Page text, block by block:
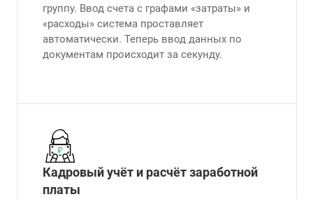
группу. Ввод счета с графами «затраты» и
«расходы» система проставляет
автоматически. Теперь ввод данных по
документам происходит за секунду.
Кадровый учёт и расчёт заработной
платы